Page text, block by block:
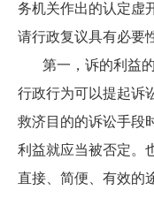
务机关作出的认定虚
请行政复议具有必要
第一，诉的利益的
行政行为可以提起诉
救济目的的诉讼手段
利益就应当被否定。
直接、简便、有效的